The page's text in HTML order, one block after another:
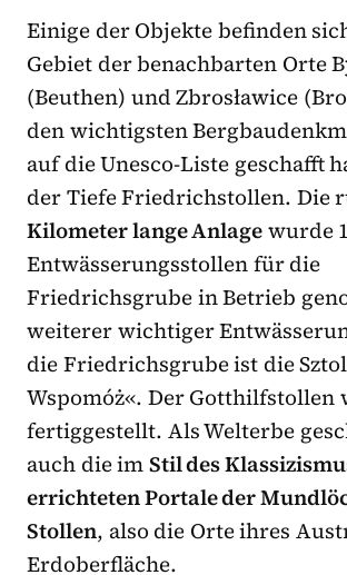
Einige der Objekte befinden
Gebiet der benachbarten Orte
(Beuthen) und Zbrosławice
den wichtigsten
auf die Unesco-Liste geschafft
der Tiefe Friedrichstollen. Die
Kilometer lange Anlagewurde
Entwässerungsstollen für die
Friedrichsgrube in Betrieb
weiterer wichtiger
die Friedrichsgrube ist die
Wspomóż«. Der Gotthilfstollen
fertiggestellt. Als Welterbe
auch die imStil des
errichteten Portale der
Stollen, also die Orte ihres
Erdoberfläche.